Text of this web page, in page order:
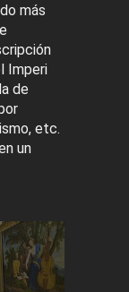
más
Imperi
de
etc.
un